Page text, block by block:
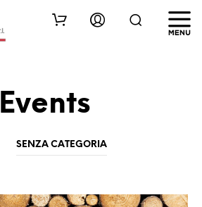
Events
SENZA CATEGORIA